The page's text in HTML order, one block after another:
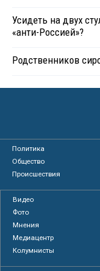
Усидеть на двух
«анти-Россией»?
Родственников
Политика
Общество
Происшествия
Видео
Фото
Мнения
Медиацентр
Колумнисты